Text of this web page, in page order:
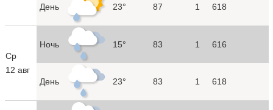
День 23° 87 1 618
Ср
12 авг
Ночь 15° 83 1 616
День 23° 83 1 618